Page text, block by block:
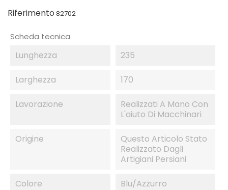
Riferimento 82702
Scheda tecnica
Lunghezza 235
Larghezza 170
Lavorazione
Realizzati A Mano Con
L'aiuto Di Macchinari
Origine
Questo Articolo Stato
Realizzato Dagli
Artigiani Persiani
Colore Blu/Azzurro